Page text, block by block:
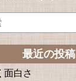
最近の投稿
面白さ